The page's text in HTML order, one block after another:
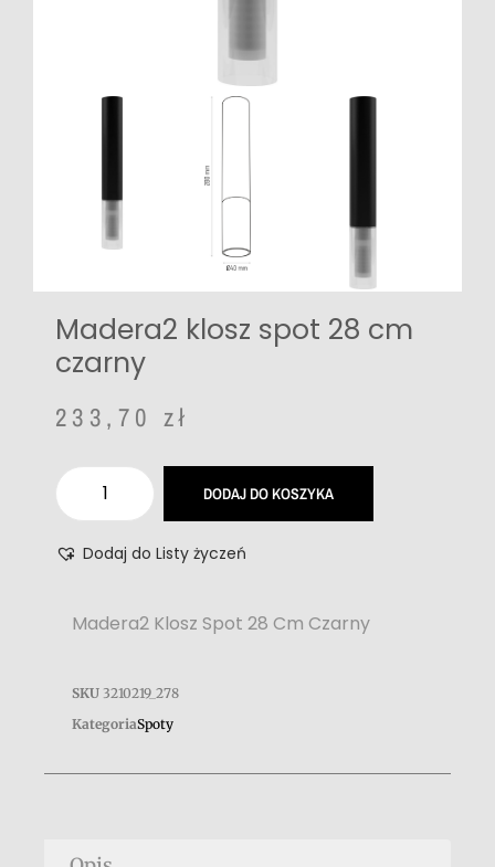
Madera2 klosz spot 28 cm
czarny
233,70 zł
DODAJ DO KOSZYKA
Dodaj do Listy życzeń
Madera2 Klosz Spot 28 Cm Czarny
SKU 3210219_278
KategoriaSpoty